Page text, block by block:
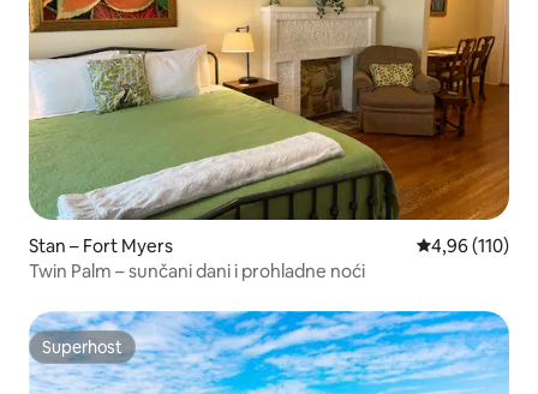
Stan – Fort Myers Prosječna
4,96 (110)
Twin Palm – sunčani dani i prohladne noći
Superhost
Superhost